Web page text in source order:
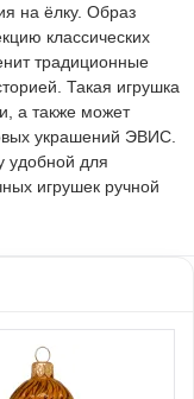
на ёлку. Образ
классических
традиционные
Такая игрушка
а также может
украшений ЭВИС.
удобной для
игрушек ручной